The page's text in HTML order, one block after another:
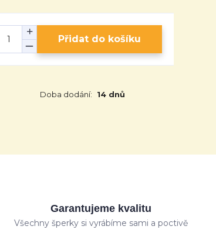
Přidat do košíku
Doba dodání: 14 dnů
Garantujeme kvalitu
Všechny šperky si vyrábíme sami a poctivě